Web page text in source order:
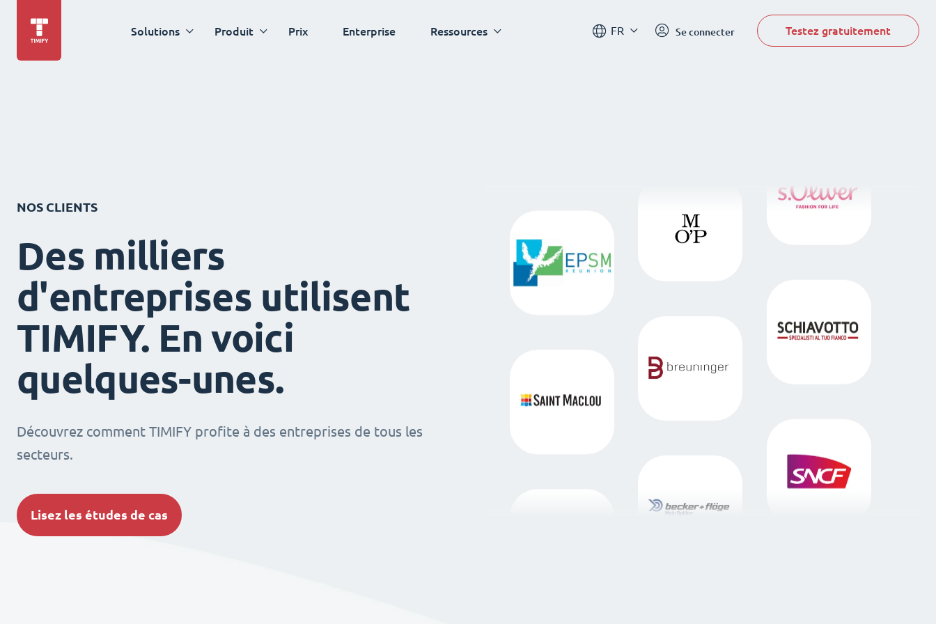
Solutions Produit Prix Enterprise Ressources FR Se connecter Testez gratuitement
NOS CLIENTS
Des milliers
d'entreprises utilisent
TIMIFY. En voici
quelques-unes.
Découvrez comment TIMIFY profite à des entreprises de tous les
secteurs.
Lisez les études de cas